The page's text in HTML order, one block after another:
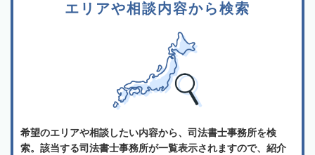
エリアや相談内容から検索
希望のエリアや相談したい内容から、司法書士事務所を検
索。該当する司法書士事務所が一覧表示されますので、紹介